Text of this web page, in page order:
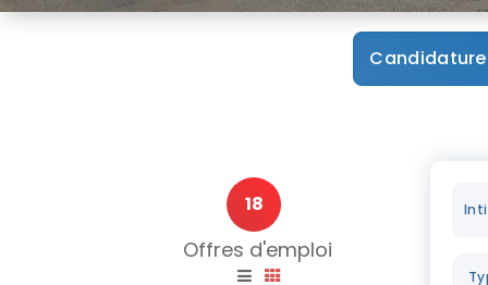
18
Offres d'emploi